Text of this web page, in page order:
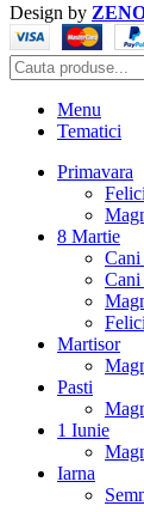
Design by
Menu
Tematici
Primavara
8 Martie
Cani
Martisor
Pasti
1 Iunie
Iarna